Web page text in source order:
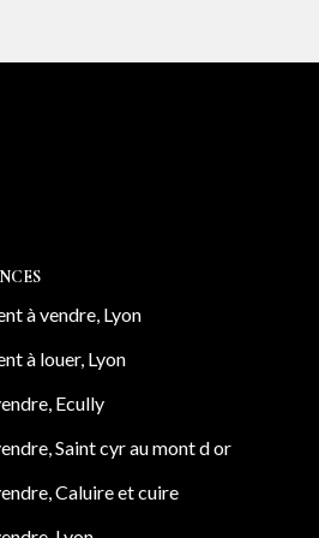
recharge
à vendre, Lyon
à louer, Lyon
Ecully
Saint cyr au mont d or
Caluire et cuire